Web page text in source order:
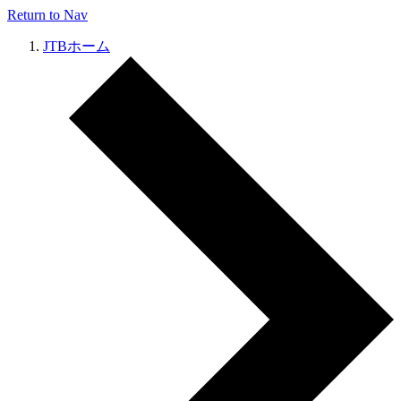
Return to Nav
JTBホーム